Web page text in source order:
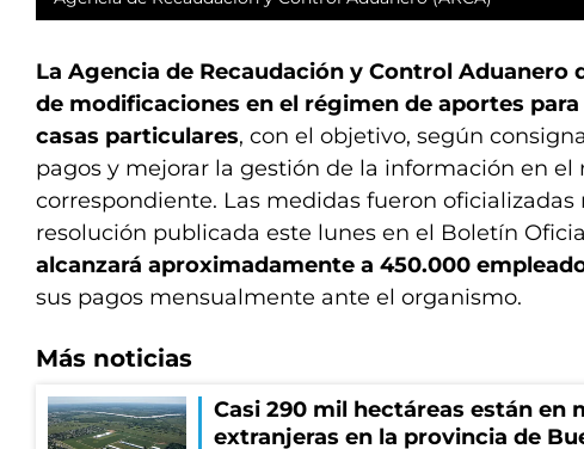
La Agencia de Recaudación y Control Aduanero
de modificaciones en el régimen de aportes
casas particulares, con el objetivo, según
pagos y mejorar la gestión de la información en el
correspondiente. Las medidas fueron
resolución publicada este lunes en el Boletín
alcanzará aproximadamente a 450.000
sus pagos mensualmente ante el organismo.
Más noticias
Casi 290 mil hectáreas están en
extranjeras en la provincia de